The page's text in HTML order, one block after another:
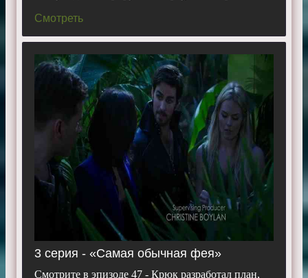
Смотреть
3 серия - «Самая обычная фея»
Смотрите в эпизоде 47 - Крюк разработал план,